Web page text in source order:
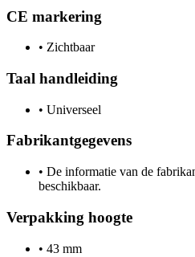
CE markering
• Zichtbaar
Taal handleiding
• Universeel
Fabrikantgegevens
• De informatie van de
beschikbaar.
Verpakking hoogte
• 43 mm